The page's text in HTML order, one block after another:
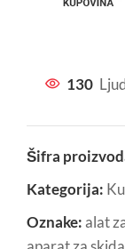
130
Šifra
Kategorija:
Oznake:alat